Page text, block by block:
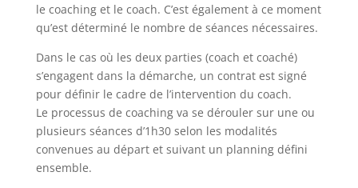
le coaching et le coach. C’est également à ce moment
qu’est déterminé le nombre de séances nécessaires.
Dans le cas où les deux parties (coach et coaché)
s’engagent dans la démarche, un contrat est signé
pour définir le cadre de l’intervention du coach.
Le processus de coaching va se dérouler sur une ou
plusieurs séances d’1h30 selon les modalités
convenues au départ et suivant un planning défini
ensemble.